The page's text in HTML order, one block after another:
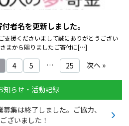
者名を更新しました。
支援くださいまして誠にありがとうござい
まから賜りましたご寄付に[…]
4 5 … 25 次へ »
知らせ・活動記録
集は終了しました。ご協力、
ざいました！